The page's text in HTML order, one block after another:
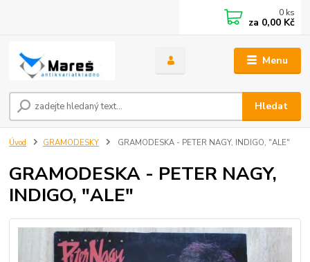
Menu
Hledat
0 ks
za 0,00 Kč
Úvod GRAMODESKY GRAMODESKA - PETER NAGY, INDIGO, "ALE"
GRAMODESKA - PETER NAGY,
INDIGO, "ALE"